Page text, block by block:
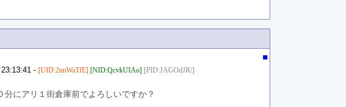
■
- [UID:2unWaTfE] [NID:QcvkUIAo] [PID:JAGOdJR/]
にアリ１街倉庫前でよろしいですか？